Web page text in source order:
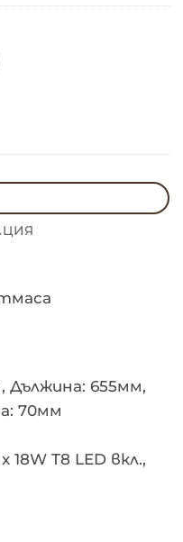
Дължина: 655мм,
70мм
T8 LED вкл.,